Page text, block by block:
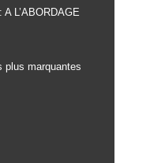
L’ABORDAGE
plus marquantes